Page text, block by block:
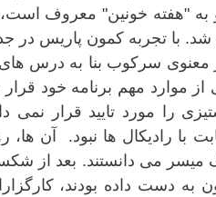
"هفته خونین" معروف است،
شد. با تجربه کمون پاریس در
سرکوب بنا به درس
مهم برنامه خود قرار
را مورد تایید قرار نمی
رادیکال ها نبود. آن ها،
میسر می دانستند. بعد از
به دست داده بودند،